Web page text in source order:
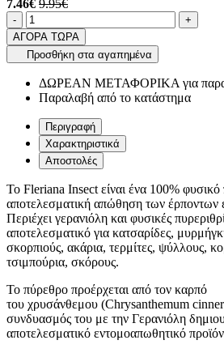
7.46€ 9.95€
Ποσότητα
-product.increase.quantity +
ΑΓΟΡΑ ΤΩΡΑ
Προσθήκη στα αγαπημένα
ΔΩΡΕΑΝ ΜΕΤΑΦΟΡΙΚΑ για
Παραλαβή από το κατάστημα
Περιγραφή
Χαρακτηριστικά
Αποστολές
To Fleriana Insect είναι ένα 100% φυσικό
αποτελεσματική απώθηση των έρποντων
Περιέχει γερανιόλη και φυσικές
αποτελεσματικό για κατσαρίδες,
σκορπιούς, ακάρια, τερμίτες, ψύλλους,
τσιμπούρια, σκόρους.
Το πύρεθρο προέρχεται από τον καρπό
του χρυσάνθεμου (Chrysanthemum
συνδυασμός του με την Γερανιόλη
αποτελεσματικό εντομοαπωθητικό